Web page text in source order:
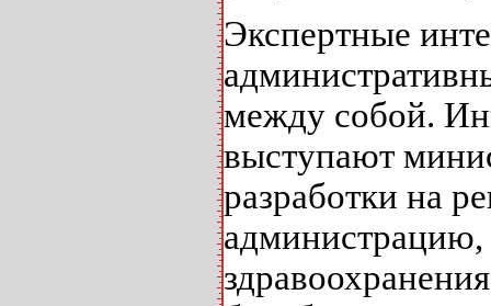
Экспертные
между собой.
выступают
разработки на
администрацию,